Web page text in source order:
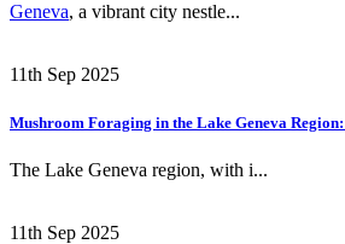
Geneva, a vibrant city nestle...
11th Sep 2025
Mushroom Foraging in the Lake Geneva
The Lake Geneva region, with i...
11th Sep 2025